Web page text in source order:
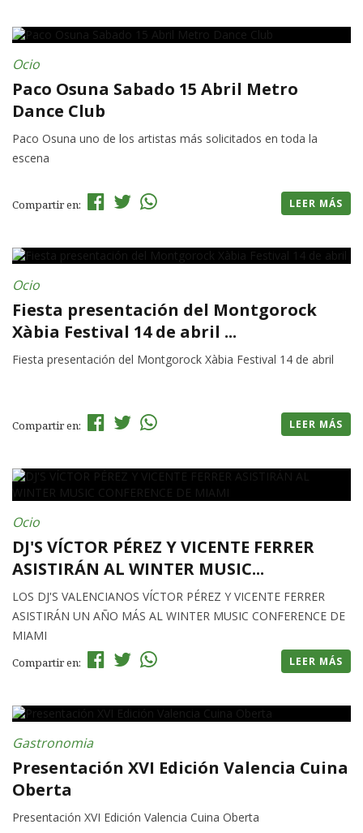
Ocio
Paco Osuna Sabado 15 Abril Metro
Dance Club
Paco Osuna uno de los artistas más solicitados en toda la
escena
Compartir en: LEER MÁS
Ocio
Fiesta presentación del Montgorock
Xàbia Festival 14 de abril ...
Fiesta presentación del Montgorock Xàbia Festival 14 de abril
Compartir en: LEER MÁS
Ocio
DJ'S VÍCTOR PÉREZ Y VICENTE FERRER
ASISTIRÁN AL WINTER MUSIC...
LOS DJ'S VALENCIANOS VÍCTOR PÉREZ Y VICENTE FERRER
ASISTIRÁN UN AÑO MÁS AL WINTER MUSIC CONFERENCE DE
MIAMI
Compartir en: LEER MÁS
Gastronomia
Presentación XVI Edición Valencia Cuina
Oberta
Presentación XVI Edición Valencia Cuina Oberta